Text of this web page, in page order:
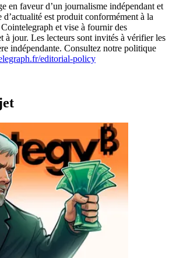
en faveur d’un journalisme indépendant et
d’actualité est produit conformément à la
et vise à fournir des
à jour. Les lecteurs sont invités à vérifier les
indépendante. Consultez notre politique
editorial-policy